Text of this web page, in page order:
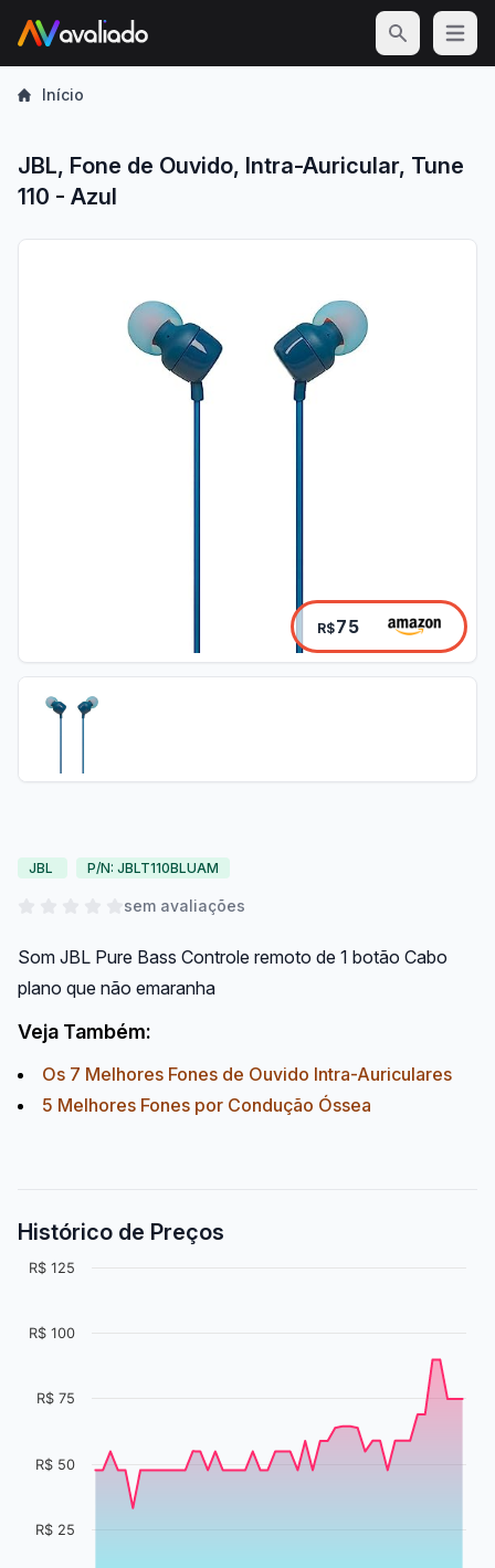
Open
Início
JBL, Fone de Ouvido, Intra-Auricular, Tune
110 - Azul
R$75
JBL P/N: JBLT110BLUAM
sem avaliações
Som JBL Pure Bass Controle remoto de 1 botão Cabo
plano que não emaranha
Veja Também:
Os 7 Melhores Fones de Ouvido Intra-Auriculares
5 Melhores Fones por Condução Óssea
Histórico de Preços
R$ 25
R$ 50
R$ 75
R$ 100
R$ 125